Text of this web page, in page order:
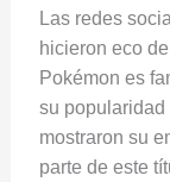
Las redes
hicieron eco
Pokémon es
su popularidad
mostraron su
parte de este